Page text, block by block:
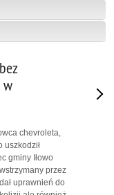
w
chevroleta,
uszkodził
gminy Iłowo
przez
uprawnień do